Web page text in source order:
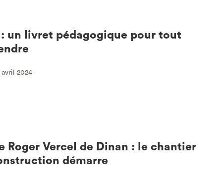
: un livret pédagogique pour tout
2024
Roger Vercel de Dinan : le chantier
démarre